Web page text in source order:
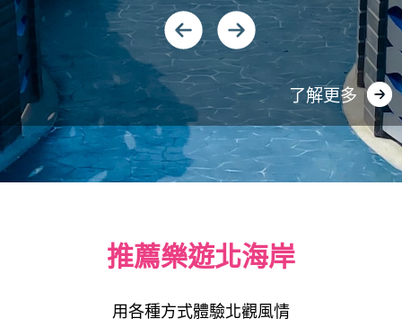
了解更多
推薦樂遊北海岸
用各種方式體驗北觀風情